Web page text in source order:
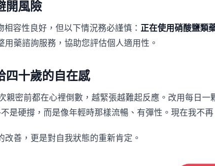
開風險
容性良好，但以下情況務必謹慎： 正在使用硝酸鹽類
藥諮詢服務，協助您評估個人適用性。
四十歲的自在感
親密前都在心裡倒數，越緊張越難起反應。改用每日
是硬撐，而是像年輕時那樣流暢、有彈性。現在我不再
善，更是對自我狀態的重新肯定。